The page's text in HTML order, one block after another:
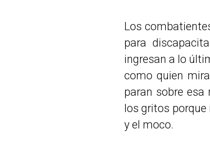
Los
para
ingresan a lo
como quien
paran sobre
los gritos
y el moco.